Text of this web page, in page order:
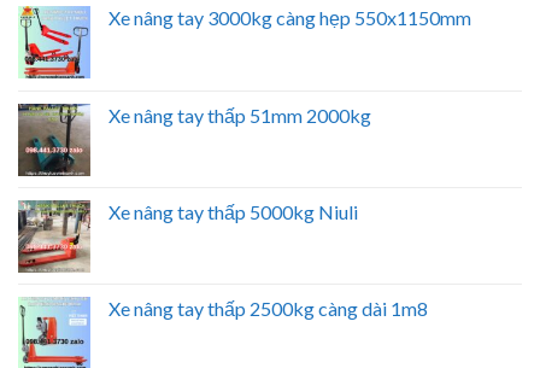
Xe nâng tay 3000kg càng hẹp 550x1150mm
Xe nâng tay thấp 51mm 2000kg
Xe nâng tay thấp 5000kg Niuli
Xe nâng tay thấp 2500kg càng dài 1m8